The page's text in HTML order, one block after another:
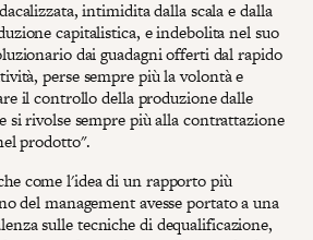
intimidita dalla scala e dalla
capitalistica, e indebolita nel suo
dai guadagni offerti dal rapido
perse sempre più la volontà e
il controllo della produzione dalle
si rivolse sempre più alla contrattazione
prodotto".
come l'idea di un rapporto più
del management avesse portato a una
sulle tecniche di dequalificazione,